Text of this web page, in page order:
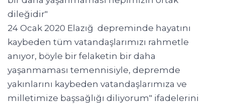
dileğidir"
24 Ocak 2020 Elazığ depreminde hayatını
kaybeden tüm vatandaşlarımızı rahmetle
anıyor, böyle bir felaketin bir daha
yaşanmaması temennisiyle, depremde
yakınlarını kaybeden vatandaşlarımıza ve
milletimize başsağlığı diliyorum" ifadelerini